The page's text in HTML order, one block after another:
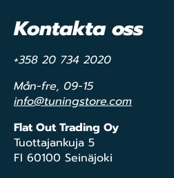
Kontakta oss
+358 20 734 2020
Mån-fre, 09-15
info@tuningstore.com
Flat Out Trading Oy
Tuottajankuja 5
FI 60100 Seinäjoki